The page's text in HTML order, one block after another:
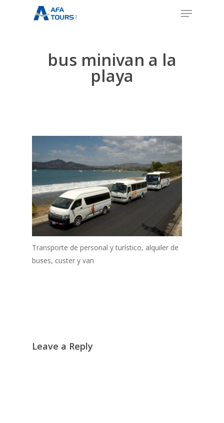
Menu
bus minivan a la
playa
Transporte de personal y turístico, alquiler de
buses, custer y van
Leave a Reply